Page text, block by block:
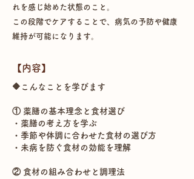
れを感じ始めた状態のこと。
この段階でケアすることで、病気の予防や健康
維持が可能になります。
【​内容】
🔶こんなことを学びます
① 薬膳の基本理念と食材選び
・薬膳の考え方を学ぶ
・季節や体調に合わせた食材の選び方
・未病を防ぐ食材の効能を理解
② 食材の組み合わせと調理法